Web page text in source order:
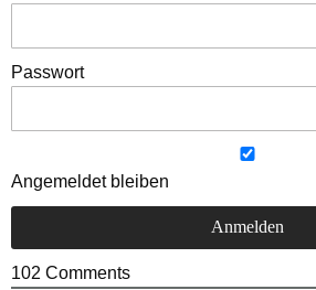
Passwort
Angemeldet bleiben
102 Comments